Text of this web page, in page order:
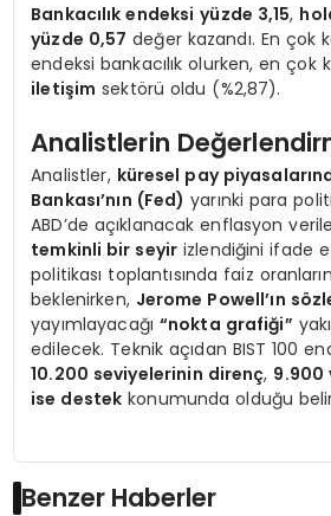
Bankacılık endeksi yüzde 3,15,
yüzde 0,57 değer kazandı. En çok
endeksi bankacılık olurken, en çok
iletişim sektörü oldu (%2,87).
Analistlerin
Analistler, küresel pay
Bankası’nın (Fed) yarınki para
ABD’de açıklanacak enflasyon
temkinli bir seyir izlendiğini ifade
politikası toplantısında faiz
beklenirken, Jerome Powell’ın
yayımlayacağı “nokta grafiği”
edilecek. Teknik açıdan BIST 100
10.200 seviyelerinin direnç, 9.900
ise destek konumunda olduğu
Benzer Haberler